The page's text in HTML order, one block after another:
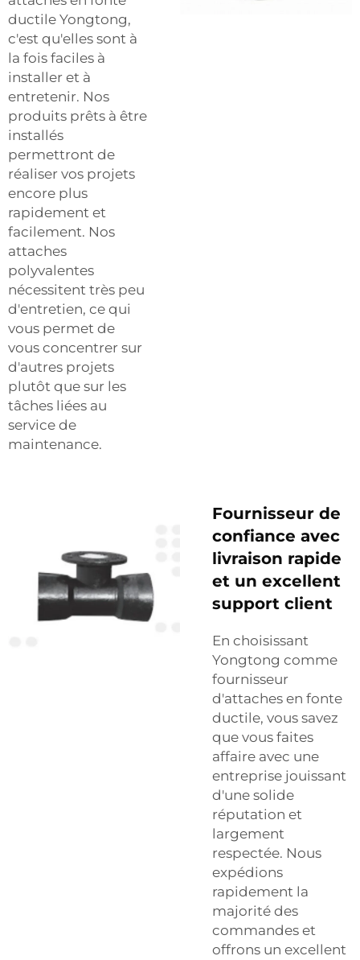
ductile Yongtong,
c'est qu'elles sont à
la fois faciles à
installer et à
entretenir. Nos
produits prêts à être
installés
permettront de
réaliser vos projets
encore plus
rapidement et
facilement. Nos
attaches
polyvalentes
nécessitent très peu
d'entretien, ce qui
vous permet de
vous concentrer sur
d'autres projets
plutôt que sur les
tâches liées au
service de
maintenance.
Fournisseur de
confiance avec
livraison rapide
et un excellent
support client
En choisissant
Yongtong comme
fournisseur
d'attaches en fonte
ductile, vous savez
que vous faites
affaire avec une
entreprise jouissant
d'une solide
réputation et
largement
respectée. Nous
expédions
rapidement la
majorité des
commandes et
offrons un excellent